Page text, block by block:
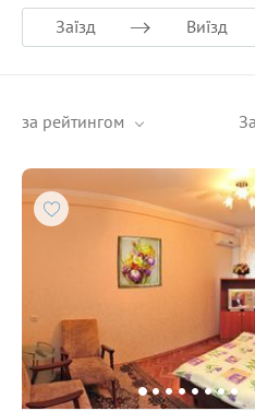
Заїзд Виїзд
за рейтингом